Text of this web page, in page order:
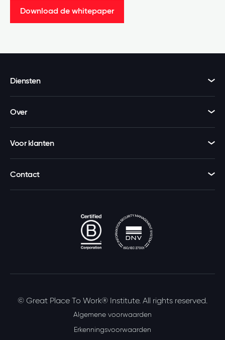
Download de whitepaper
Diensten
Over
Voor klanten
Contact
© Great Place To Work® Institute. All rights reserved.
Algemene voorwaarden
Erkenningsvoorwaarden